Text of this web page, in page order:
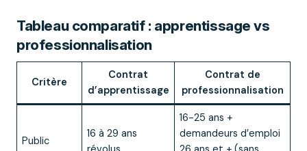
Tableau comparatif : apprentissage vs
professionnalisation
Critère
Contrat
d’apprentissage
Contrat de
professionnalisation
Public
16 à 29 ans
16-25 ans +
demandeurs d’emploi